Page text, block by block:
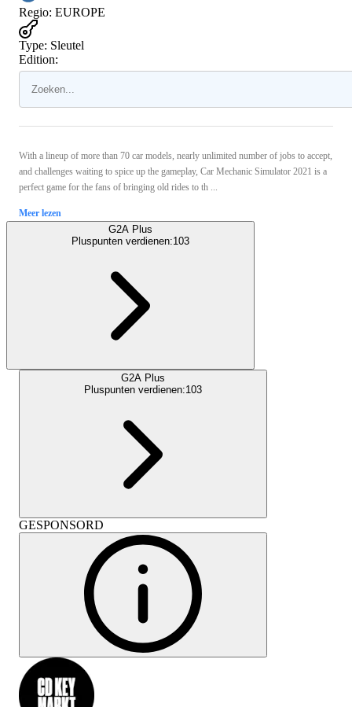
Regio: EUROPE
Type: Sleutel
Edition:
With a lineup of more than 70 car models, nearly unlimited number of jobs to accept,
and challenges waiting to spice up the gameplay, Car Mechanic Simulator 2021 is a
perfect game for the fans of bringing old rides to th ...
Meer lezen
G2A Plus
Pluspunten verdienen:103
G2A Plus
Pluspunten verdienen:103
GESPONSORD